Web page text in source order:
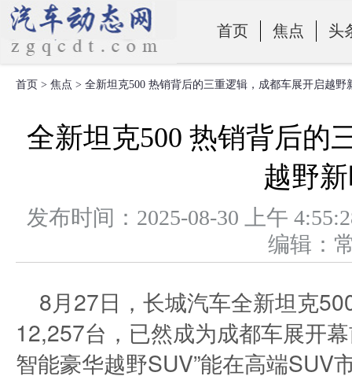
首页 焦点 头
零部件
首页 > 焦点 > 全新坦克500 热销背后的三重逻辑，成都车展开启越野
全新坦克500 热销背后的
越野
发布时间：2025-08-30 上午
编辑
8月27日，长城汽车全新坦克
12,257台，已然成为成都车展开
智能豪华越野SUV”能在高端SUV